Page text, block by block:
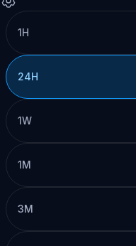
1H
24H
1W
1M
3M